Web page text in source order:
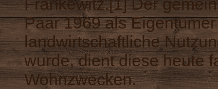
Frankewitz.[1] Der
Paar 1969 als
landwirtschaftliche
wurde, dient diese heute
Wohnzwecken.